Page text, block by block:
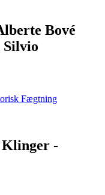
Bové
Silvio
-